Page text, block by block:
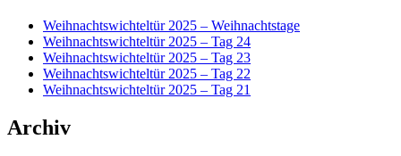
Widgetbereich
Weihnachtswichteltür 2025 – Weihnachtstage
Weihnachtswichteltür 2025 – Tag 24
Weihnachtswichteltür 2025 – Tag 23
Weihnachtswichteltür 2025 – Tag 22
Weihnachtswichteltür 2025 – Tag 21
Archiv